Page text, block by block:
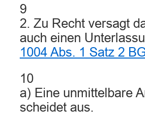
9
2. Zu Recht versagt
auch einen
1004 Abs. 1 Satz 2
10
a) Eine unmittelbare
scheidet aus.